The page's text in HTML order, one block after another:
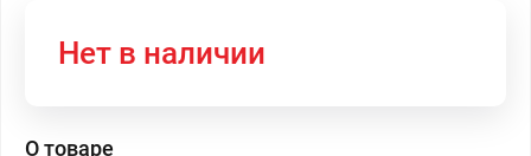
Нет в наличии
О товаре